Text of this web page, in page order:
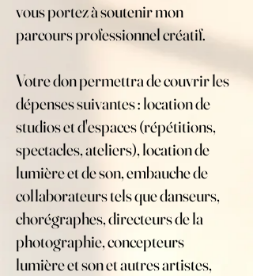
vous portez à soutenir mon
parcours professionnel créatif.
Votre don permettra de couvrir les
dépenses suivantes : location de
studios et d'espaces (répétitions,
spectacles, ateliers), location de
lumière et de son, embauche de
collaborateurs tels que danseurs,
chorégraphes, directeurs de la
photographie, concepteurs
lumière et son et autres artistes,